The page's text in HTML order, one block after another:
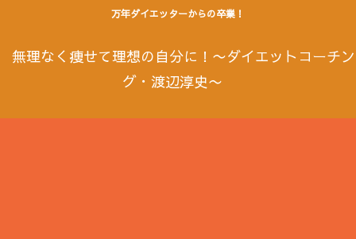
万年ダイエッターからの卒業！
無理なく痩せて理想の自分に！〜ダイエットコーチン
グ・渡辺淳史〜